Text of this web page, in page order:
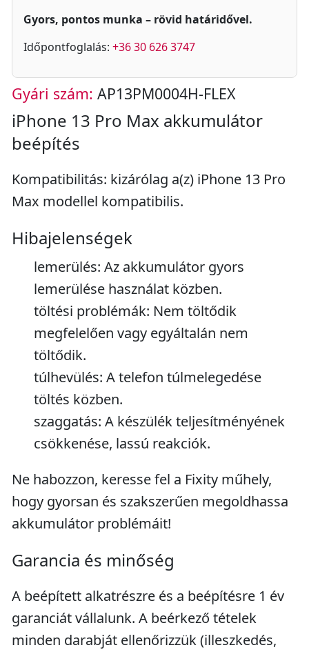
Gyors, pontos munka – rövid határidővel.
Időpontfoglalás: +36 30 626 3747
Gyári szám: AP13PM0004H-FLEX
iPhone 13 Pro Max akkumulátor
beépítés
Kompatibilitás: kizárólag a(z) iPhone 13 Pro
Max modellel kompatibilis.
Hibajelenségek
lemerülés: Az akkumulátor gyors
lemerülése használat közben.
töltési problémák: Nem töltődik
megfelelően vagy egyáltalán nem
töltődik.
túlhevülés: A telefon túlmelegedése
töltés közben.
szaggatás: A készülék teljesítményének
csökkenése, lassú reakciók.
Ne habozzon, keresse fel a Fixity műhely,
hogy gyorsan és szakszerűen megoldhassa
akkumulátor problémáit!
Garancia és minőség
A beépített alkatrészre és a beépítésre 1 év
garanciát vállalunk. A beérkező tételek
minden darabját ellenőrizzük (illeszkedés,